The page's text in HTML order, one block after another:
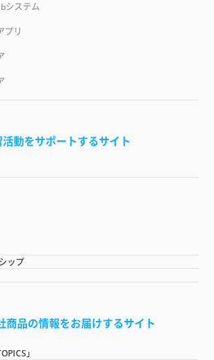
システム
プリ
動をサポートするサイト
ップ
商品の情報をお届けするサイト
」